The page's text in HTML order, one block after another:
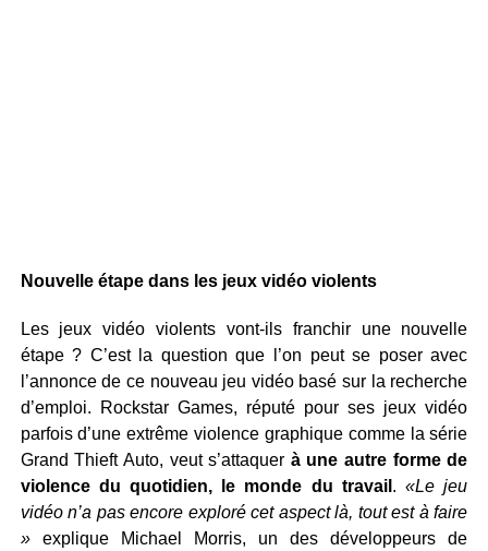
Nouvelle étape dans les jeux vidéo violents
Les jeux vidéo violents vont-ils franchir une nouvelle
étape ? C’est la question que l’on peut se poser avec
l’annonce de ce nouveau jeu vidéo basé sur la recherche
d’emploi. Rockstar Games, réputé pour ses jeux vidéo
parfois d’une extrême violence graphique comme la série
Grand Thieft Auto, veut s’attaquer à une autre forme de
violence du quotidien, le monde du travail .«Le jeu
vidéo n’a pas encore exploré cet aspect là, tout est à faire
»explique Michael Morris, un des développeurs de